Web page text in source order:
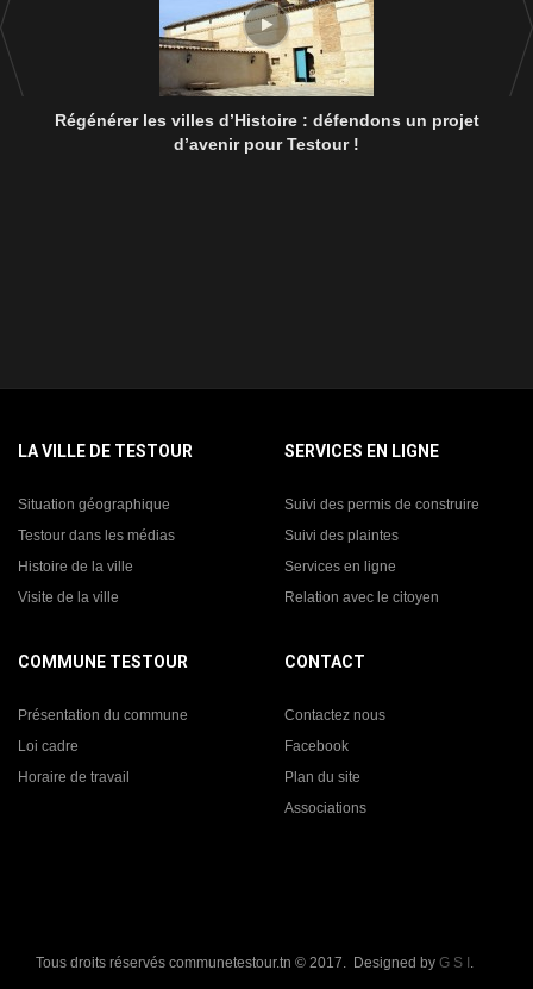
Régénérer les villes d’Histoire : défendons un projet
d’avenir pour Testour !
LA VILLE DE TESTOUR
Situation géographique
Testour dans les médias
Histoire de la ville
Visite de la ville
SERVICES EN LIGNE
Suivi des permis de construire
Suivi des plaintes
Services en ligne
Relation avec le citoyen
COMMUNE TESTOUR
Présentation du commune
Loi cadre
Horaire de travail
CONTACT
Contactez nous
Facebook
Plan du site
Associations
Tous droits réservés communetestour.tn © 2017. Designed by G S I .